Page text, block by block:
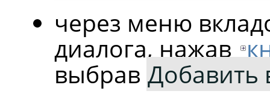
через меню
диалога, нажав
выбрав Добавить